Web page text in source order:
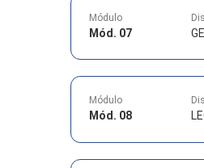
Módulo
Mód. 07
Módulo
Mód. 08